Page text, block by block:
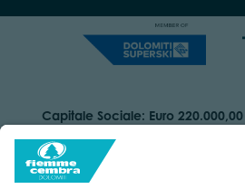
Capitale Sociale: Euro
COOKIES
DICHIARAZIONE DI ACCESSIBILITÀ